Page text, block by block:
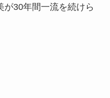
30年間一流を続けら